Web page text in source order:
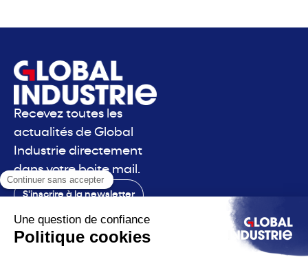
Recevez toutes les
actualités de Global
Industrie directement
dans votre boite mail.
S'inscrire à la newsletter